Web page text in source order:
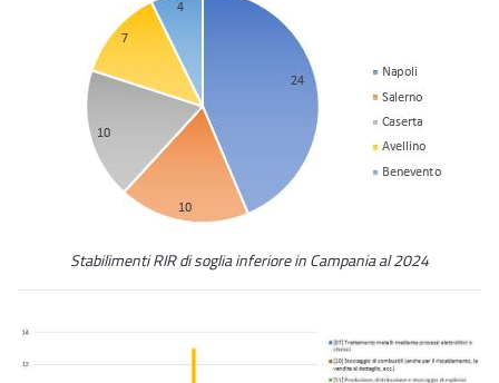
Stabilimenti RIR di soglia inferiore in Campania al 2024